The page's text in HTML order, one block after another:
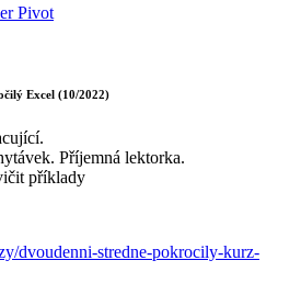
Pivot
Excel (10/2022)
Příjemná lektorka.
příklady
dvoudenni-stredne-pokrocily-kurz-